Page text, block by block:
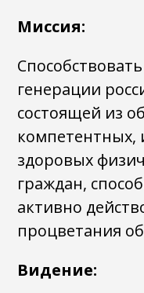
Миссия:
генерации
состоящей из
здоровых
граждан,
активно
процветания
Видение: